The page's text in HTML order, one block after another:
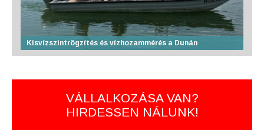
Kisvízszintrögzítés és vízhozammérés a Dunán
VÁLLALKOZÁSA VAN?
HIRDESSEN NÁLUNK!